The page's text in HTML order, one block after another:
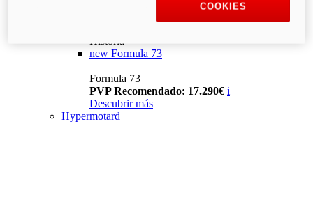
Historia
new Formula 73
Formula 73
PVP Recomendado: 17.290€ i
Descubrir más
Hypermotard
COOKIES